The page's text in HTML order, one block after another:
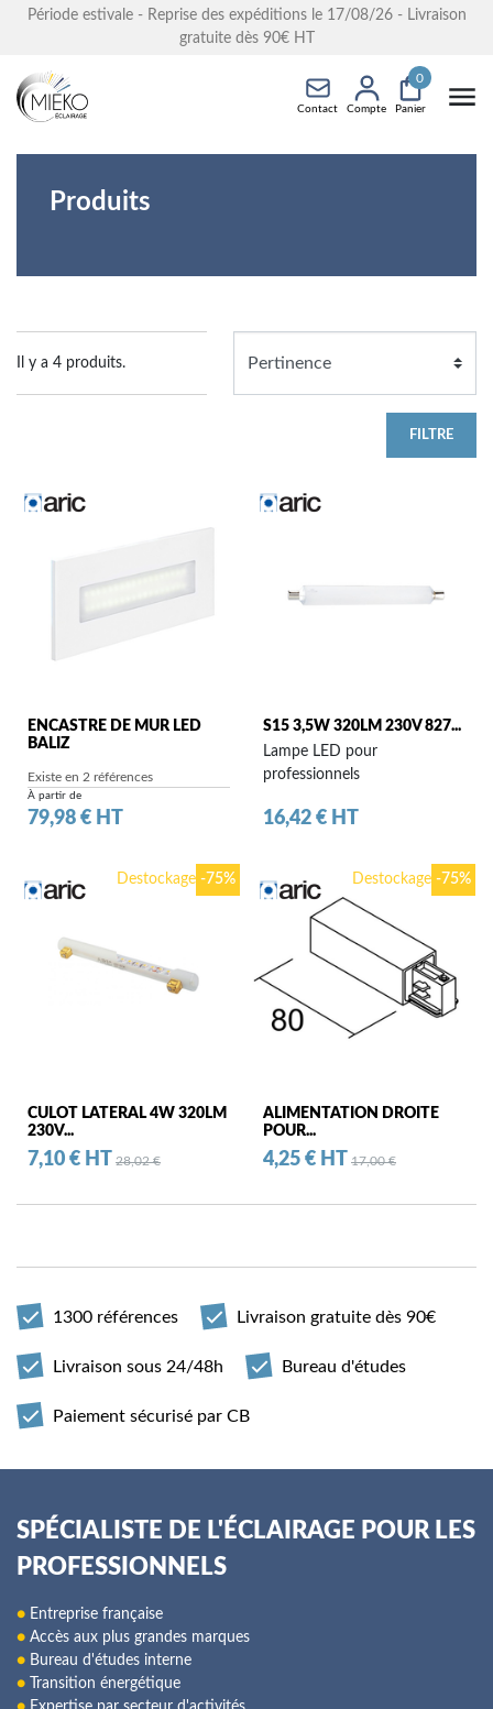
Période estivale - Reprise des expéditions le 17/08/26 - Livraison
gratuite dès 90€ HT
Contact Compte Panier
0
Produits
Il y a 4 produits.
FILTRE
ENCASTRE DE MUR LED
BALIZ
Existe en 2 références
À partir de
Prix
79,98 € HT
S15 3,5W 320LM 230V 827...
Lampe LED pour
professionnels
Prix
16,42 € HT
CULOT LATERAL 4W 320LM
230V...
Prix
7,10 € HT Prix standard
28,02 €
Destockage -75%
ALIMENTATION DROITE
POUR...
Prix
4,25 € HT Prix standard
17,00 €
Destockage -75%
1300 références Livraison gratuite dès 90€
Livraison sous 24/48h Bureau d'études
Paiement sécurisé par CB
SPÉCIALISTE DE L'ÉCLAIRAGE POUR LES
PROFESSIONNELS
● Entreprise française
● Accès aux plus grandes marques
● Bureau d'études interne
● Transition énergétique